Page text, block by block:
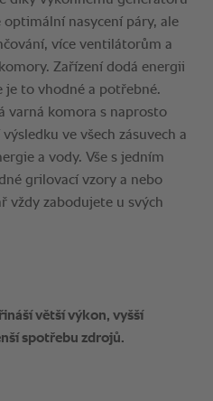
větší výkon, vyšší
spotřebu zdrojů.